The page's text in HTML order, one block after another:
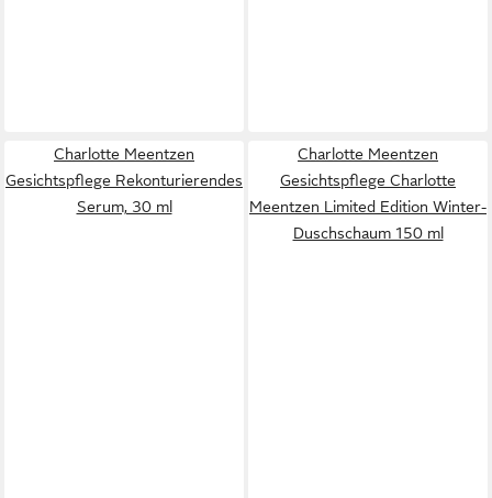
Charlotte Meentzen
Gesichtspflege Rekonturierendes
Serum, 30 ml
Charlotte Meentzen
Gesichtspflege Charlotte
Meentzen Limited Edition Winter-
Duschschaum 150 ml